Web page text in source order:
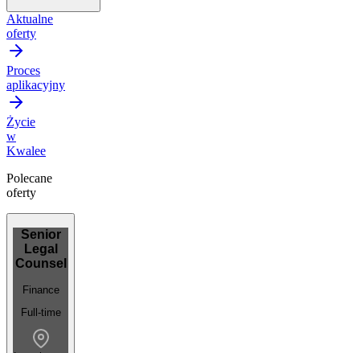
Aktualne
oferty
Proces
aplikacyjny
Życie
w
Kwalee
Polecane
oferty
Senior
Legal
Counsel
Finance
Full-time